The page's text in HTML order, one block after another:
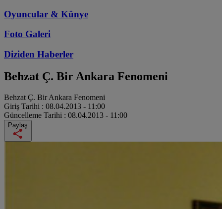
Oyuncular & Künye
Foto Galeri
Diziden Haberler
Behzat Ç. Bir Ankara Fenomeni
Behzat Ç. Bir Ankara Fenomeni
Giriş Tarihi : 08.04.2013 - 11:00
Güncelleme Tarihi : 08.04.2013 - 11:00
Paylaş